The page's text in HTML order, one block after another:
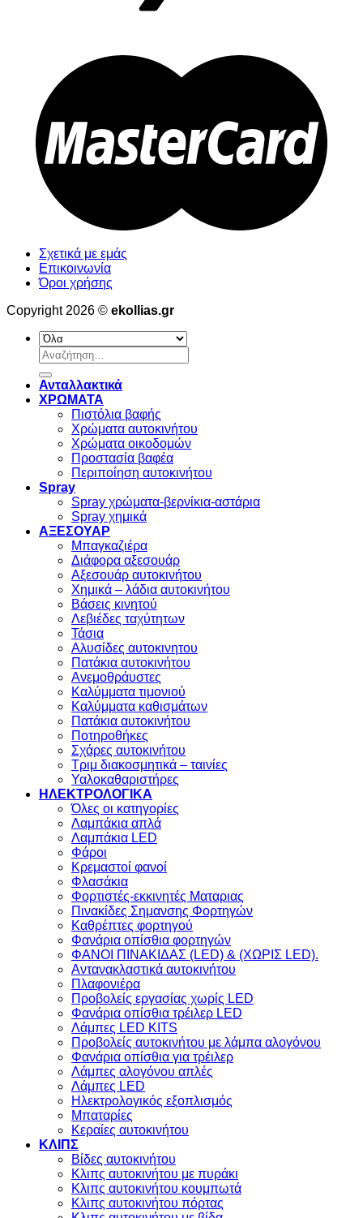
Σχετικά με εμάς
Επικοινωνία
Όροι χρήσης
Copyright 2026 © ekollias.gr
Αναζήτηση
για:
Ανταλλακτικά
ΧΡΩΜΑΤΑ
Πιστόλια βαφής
Χρώματα αυτοκινήτου
Χρώματα οικοδομών
Προστασία βαφέα
Περιποίηση αυτοκινήτου
Spray
Spray χρώματα-βερνίκια-αστάρια
Spray χημικά
ΑΞΕΣΟΥΑΡ
Μπαγκαζιέρα
Διάφορα αξεσουάρ
Αξεσουάρ αυτοκινήτου
Χημικά – λάδια αυτοκινήτου
Βάσεις κινητού
Λεβιέδες ταχύτητων
Τάσια
Αλυσίδες αυτοκινητου
Πατάκια αυτοκινήτου
Ανεμοθράυστες
Καλύμματα τιμονιού
Καλύμματα καθισμάτων
Πατάκια αυτοκινήτου
Ποτηροθήκες
Σχάρες αυτοκινήτου
Τριμ διακοσμητικά – ταινίες
Υαλοκαθαριστήρες
ΗΛΕΚΤΡΟΛΟΓΙΚΑ
Όλες οι κατηγορίες
Λαμπάκια απλά
Λαμπάκια LED
Φάροι
Κρεμαστοί φανοί
Φλασάκια
Φορτιστές-εκκινητές Ματαριας
Πινακίδες Σημανσης Φορτηγών
Kαθρέπτες φορτηγού
Φανάρια οπίσθια φορτηγών
ΦΑΝΟΙ ΠΙΝΑΚΙΔΑΣ (LED) & (XΩΡΙΣ LED).
Aντανακλαστικά αυτοκινήτου
Πλαφονιέρα
Προβολείς εργασίας χωρίς LED
Φανάρια οπίσθια τρέιλερ LED
Λάμπες LED KITS
Προβολείς αυτοκινήτου με λάμπα αλογόνου
Φανάρια οπίσθια για τρέιλερ
Λάμπες αλογόνου απλές
Λάμπες LED
Ηλεκτρολογικός εξοπλισμός
Μπαταρίες
Κεραίες αυτοκινήτου
ΚΛΙΠΣ
Βίδες αυτοκινήτου
Kλιπς αυτοκινήτου με πυράκι
Kλιπς αυτοκινήτου κουμπωτά
Κλιπς αυτοκινήτου πόρτας